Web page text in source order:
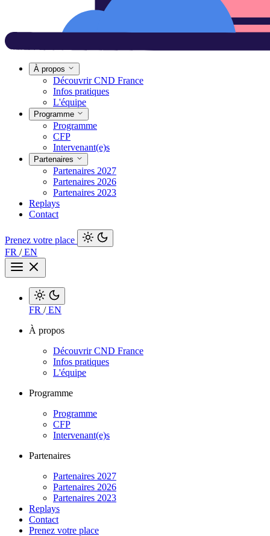
À propos
Découvrir CND France
Infos pratiques
L'équipe
Programme
Programme
CFP
Intervenant(e)s
Partenaires
Partenaires 2027
Partenaires 2026
Partenaires 2023
Replays
Contact
Prenez votre place
FR /EN
FR /EN
À propos
Découvrir CND France
Infos pratiques
L'équipe
Programme
Programme
CFP
Intervenant(e)s
Partenaires
Partenaires 2027
Partenaires 2026
Partenaires 2023
Replays
Contact
Prenez votre place